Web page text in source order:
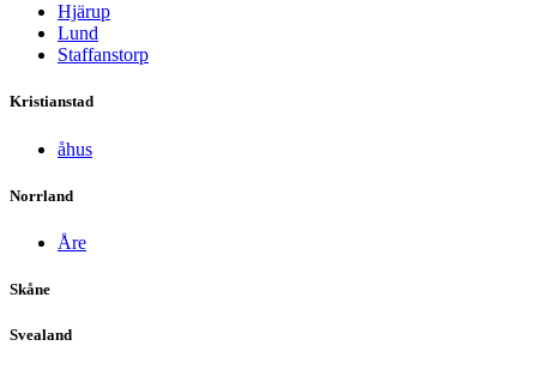
Hjärup
Lund
Staffanstorp
Kristianstad
åhus
Norrland
Åre
Skåne
Svealand